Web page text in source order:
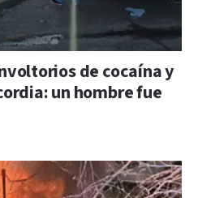
de cocaína y
un hombre fue